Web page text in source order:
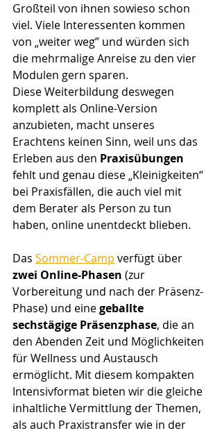
Großteil von ihnen sowieso schon
viel. Viele Interessenten kommen
von „weiter weg” und würden sich
die mehrmalige Anreise zu den vier
Modulen gern sparen.
Diese Weiterbildung deswegen
komplett als Online-Version
anzubieten, macht unseres
Erachtens keinen Sinn, weil uns das
Erleben aus den Praxisübungen
fehlt und genau diese „Kleinigkeiten“
bei Praxisfällen, die auch viel mit
dem Berater als Person zu tun
haben, online unentdeckt blieben.
Das Sommer-Camp verfügt über
zwei Online-Phasen (zur
Vorbereitung und nach der Präsenz-
Phase) und eine geballte
sechstägige Präsenzphase, die an
den Abenden Zeit und Möglichkeiten
für Wellness und Austausch
ermöglicht. Mit diesem kompakten
Intensivformat bieten wir die gleiche
inhaltliche Vermittlung der Themen,
als auch Praxistransfer wie in der